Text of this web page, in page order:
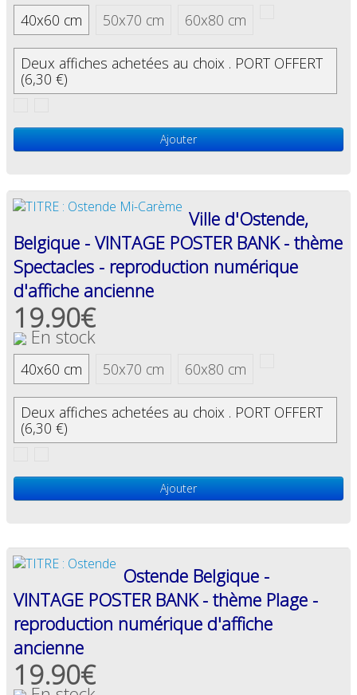
40x60 cm 50x70 cm 60x80 cm
Deux affiches achetées au choix . PORT OFFERT
(6,30 €)
Ajouter
Ville d'Ostende,
Belgique - VINTAGE POSTER BANK - thème
Spectacles - reproduction numérique
d'affiche ancienne
19.90€
En stock
40x60 cm 50x70 cm 60x80 cm
Deux affiches achetées au choix . PORT OFFERT
(6,30 €)
Ajouter
Ostende Belgique -
VINTAGE POSTER BANK - thème Plage -
reproduction numérique d'affiche
ancienne
19.90€